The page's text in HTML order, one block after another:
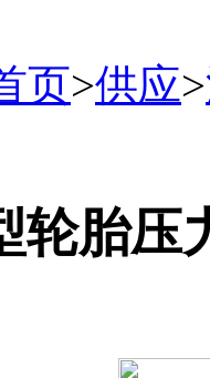
页>供应>
轮胎压